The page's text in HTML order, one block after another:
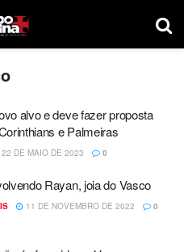
alvo e deve fazer proposta
e Palmeiras
22 DE MAIO DE 2023 0
Rayan, joia do Vasco
11 DE NOVEMBRO DE 2022 0